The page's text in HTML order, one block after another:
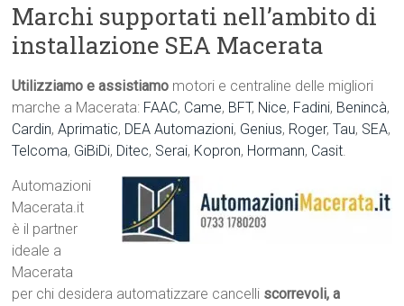
Marchi supportati nell’ambito di
installazione SEA Macerata
Utilizziamo e assistiamo motori e centraline delle migliori
marche a Macerata: FAAC, Came, BFT, Nice, Fadini, Benincà,
Cardin,Aprimatic, DEA Automazioni, Genius, Roger,Tau, SEA,
Telcoma, GiBiDi, Ditec, Serai, Kopron, Hormann, Casit.
Automazioni
Macerata.it
è il partner
ideale a
Macerata
per chi desidera automatizzare cancelli scorrevoli, a